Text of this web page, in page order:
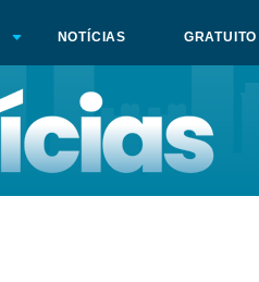
NOTÍCIAS GRATUITO